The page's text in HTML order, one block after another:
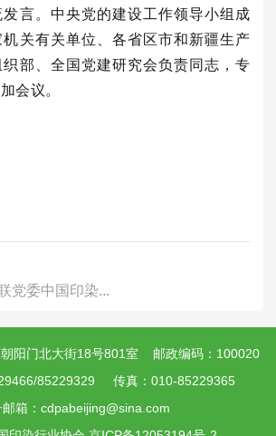
言。中央党的建设工作领导小组成
关有关单位、各省区市和新疆生产
部、全国党建研究会负责同志，专
会议。
党委中国印染...
朝阳门北大街18号801室 邮政编码：100020
85229329 传真：010-85229365
邮箱：cdpabeijing@sina.com